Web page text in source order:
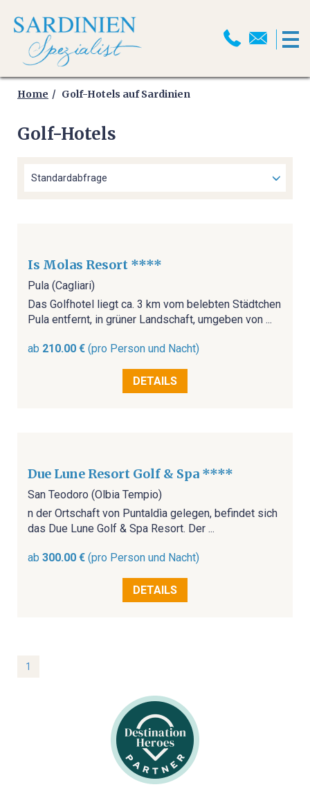
MOTORRADREISEN
MOTORRADPROGRAMM
MOTORRADTOUREN
GEFÜHRTE MOTORRADTOUREN
GOLF
GOLFREISEN WELTWEIT
RUNDREISEN
SARDINIEN INDIVIDUELL
AKTIV
WANDERN
Home Golf-Hotels auf Sardinien
Golf-Hotels
Is Molas Resort ****
Pula (Cagliari)
Das Golfhotel liegt ca. 3 km vom belebten Städtchen
Pula entfernt, in grüner Landschaft, umgeben von ...
ab 210.00 € (pro Person und Nacht)
DETAILS
Due Lune Resort Golf & Spa ****
San Teodoro (Olbia Tempio)
n der Ortschaft von Puntaldìa gelegen, befindet sich
das Due Lune Golf & Spa Resort. Der ...
ab 300.00 € (pro Person und Nacht)
DETAILS
1